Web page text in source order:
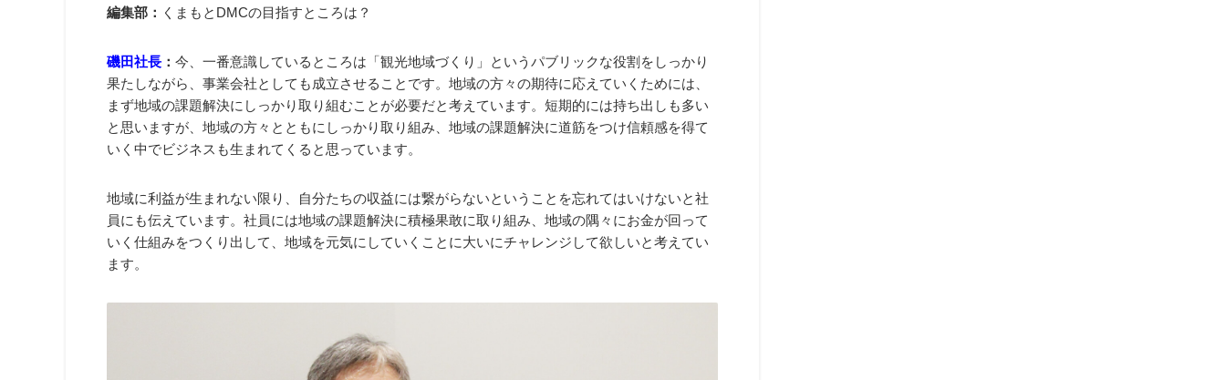
編集部： くまもとDMCの目指すところは？
磯田社長 ： 今、一番意識しているところは「観光地域づくり」というパブリックな役割をしっかり
果たしながら、事業会社としても成立させることです。地域の方々の期待に応えていくためには、
まず地域の課題解決にしっかり取り組むことが必要だと考えています。短期的には持ち出しも多い
と思いますが、地域の方々とともにしっかり取り組み、地域の課題解決に道筋をつけ信頼感を得て
いく中でビジネスも生まれてくると思っています。
地域に利益が生まれない限り、自分たちの収益には繋がらないということを忘れてはいけないと社
員にも伝えています。社員には地域の課題解決に積極果敢に取り組み、地域の隅々にお金が回って
いく仕組みをつくり出して、地域を元気にしていくことに大いにチャレンジして欲しいと考えてい
ます。